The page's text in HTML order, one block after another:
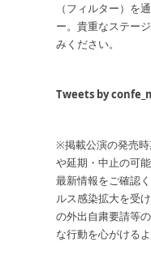
（フィルター）を
ー。貴重なステー
みください。
Tweets by
※掲載公演の発売
や延期・中止の可
最新情報をご確認
ルス感染拡大を受
の外出自粛要請等
な行動を心がける